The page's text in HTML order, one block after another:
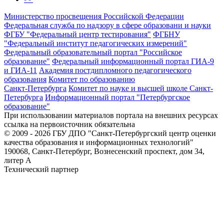
Министерство просвещения Российской Федерации
Федеральная служба по надзору в сфере образовани и науки
ФГБУ "Федеральный центр тестирования" ФГБНУ
"Федеральный институт педагогических измерений"
Федеральный образовательный портал "Российское
образование" Федеральный информационный портал ГИА-9
и ГИА-11 Академия постдипломного педагогического
образования Комитет по образованию
Санкт-Петербурга Комитет по науке и высшей школе Санкт-
Петербурга Информационный портал "Петербургское
образование"
При использовании материалов портала на внешних ресурсах
ссылка на первоисточник обязательна
© 2009 - 2026 ГБУ ДПО "Санкт-Петербургский центр оценки
качества образования и информационных технологий"
190068, Санкт-Петербург, Вознесенский проспект, дом 34,
литер А
Технический партнер